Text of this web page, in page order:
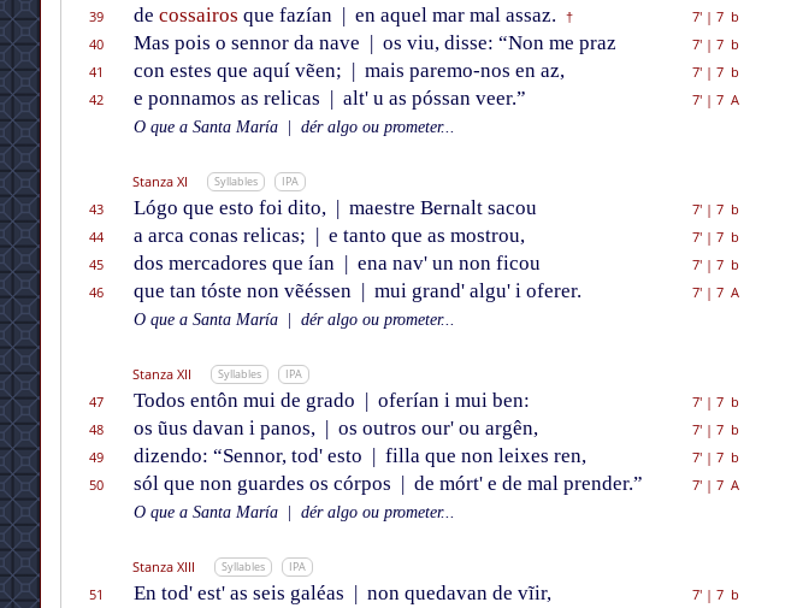
39 de cossairos que fazían | en aquel mar mal assaz. † 7'| 7 b
40
Mas pois o sennor da nave | os viu, disse: “Non me praz 7'| 7 b
41
con estes que aquí vẽen; | mais paremo-nos en az, 7'| 7 b
42
e ponnamos as relicas | alt' u as póssan veer.” 7'| 7 A
O que a Santa María
dér algo ou prometer...
Stanza XI Syllables IPA
43 Lógo que esto foi dito, | maestre Bernalt sacou 7'| 7 b
44
a arca conas relicas; | e tanto que as mostrou, 7'| 7 b
45
dos mercadores que ían | ena nav' un non ficou 7'| 7 b
46
que tan tóste non vẽéssen | mui grand' algu' i oferer. 7'| 7 A
O que a Santa María
dér algo ou prometer...
Stanza XII Syllables IPA
47 Todos entôn mui de grado | oferían i mui ben: 7'| 7 b
48
os ũus davan i panos, | os outros our' ou argên, 7'| 7 b
49
dizendo: “Sennor, tod' esto | filla que non leixes ren, 7'| 7 b
50
sól que non guardes os córpos | de mórt' e de mal prender.” 7'| 7 A
O que a Santa María
dér algo ou prometer...
Stanza XIII Syllables IPA
51 En tod' est' as seis galéas | non quedavan de vĩir, 7'| 7 b